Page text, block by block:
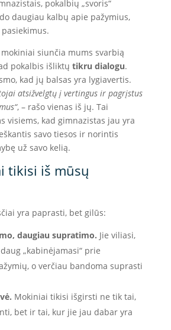
pokalbių „svoris“
daugiau kalbų apie pažymius,
siunčia mums svarbią
pokalbis išliktų tikru dialogu.
kad jų balsas yra lygiavertis.
atsižvelgtų į vertingus ir pagrįstus
, – rašo vienas iš jų. Tai
visiems, kad gimnazistas jau yra
savo tiesos ir norintis
už savo kelią.
tikisi iš mūsų
yra paprasti, bet gilūs:
daugiau supratimo. Jie viliasi,
„kabinėjamasi“ prie
o verčiau bandoma suprasti
Mokiniai tikisi išgirsti ne tik tai,
bet ir tai, kur jie jau dabar yra